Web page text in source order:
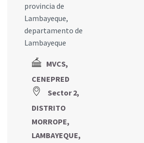
provincia de
Lambayeque,
departamento de
Lambayeque
MVCS,
CENEPRED
Sector 2,
DISTRITO
MORROPE,
LAMBAYEQUE,